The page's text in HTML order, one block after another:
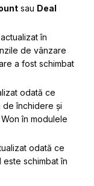
sau Deal
în
de vânzare
a fost schimbat
odată ce
de închidere și
în modulele
odată ce
este schimbat în